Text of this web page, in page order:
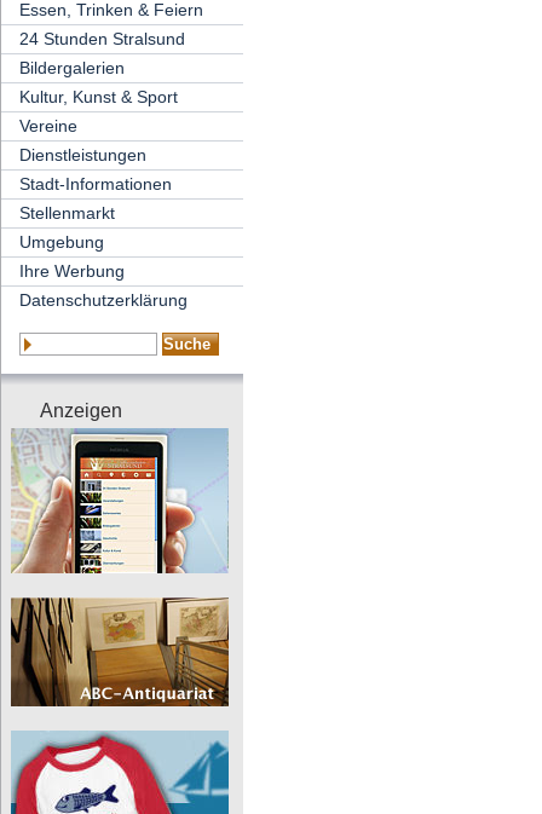
Essen, Trinken & Feiern
24 Stunden Stralsund
Bildergalerien
Kultur, Kunst & Sport
Vereine
Dienstleistungen
Stadt-Informationen
Stellenmarkt
Umgebung
Ihre Werbung
Datenschutzerklärung
Anzeigen